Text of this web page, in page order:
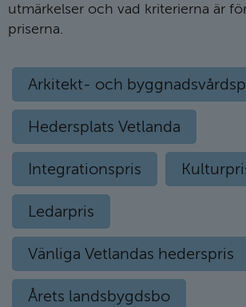
utmärkelser och vad kriterierna är
priserna.
Arkitekt- och
Hedersplats Vetlanda
Integrationspris
Ledarpris
Vänliga Vetlandas hederspris
Årets landsbygdsbo